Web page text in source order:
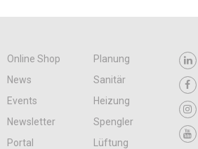
Online Shop
Planung
News
Sanitär
Events
Heizung
Newsletter
Spengler
Portal
Lüftung